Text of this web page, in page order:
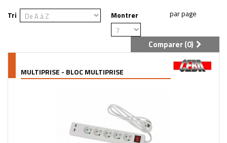
Tri Montrer
Comparer (0)
MULTIPRISE - BLOC MULTIPRISE